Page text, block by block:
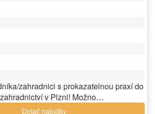
zahradnici s prokazatelnou praxí do
v Plzni! Možno…
Detail nabídky